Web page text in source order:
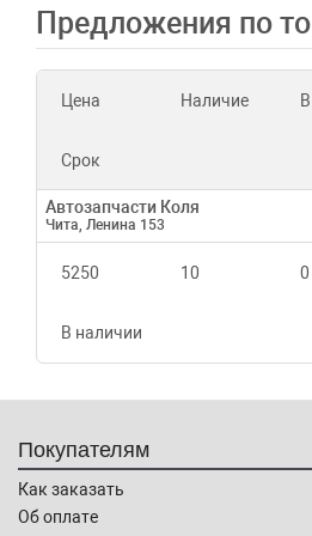
Предложения по
Цена Наличие
Срок
Автозапчасти Коля
Чита, Ленина 153
5250 10 0
В наличии
Покупателям
Как заказать
Об оплате